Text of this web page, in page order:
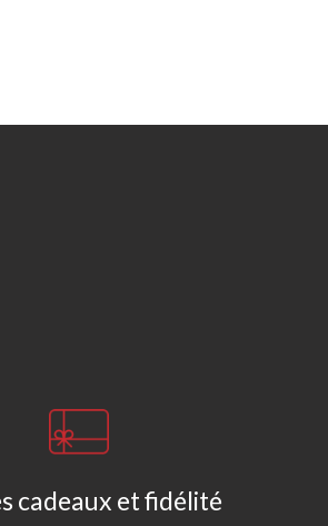
cadeaux et fidélité